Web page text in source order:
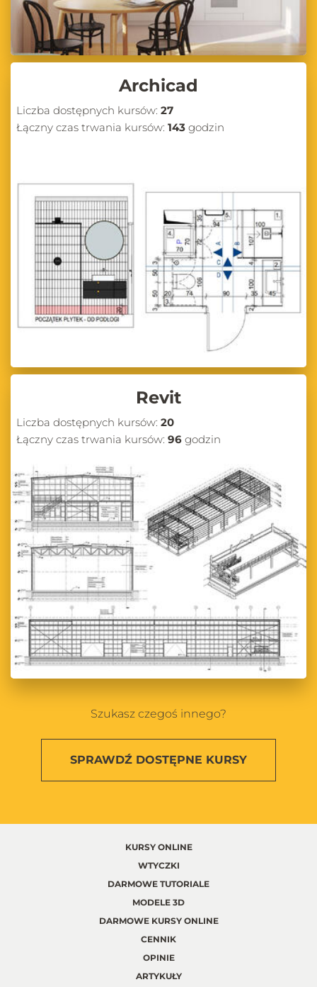
Archicad
Liczba dostępnych kursów: 27
Łączny czas trwania kursów: 143 godzin
Revit
Liczba dostępnych kursów: 20
Łączny czas trwania kursów: 96 godzin
Szukasz czegoś innego?
SPRAWDŹ DOSTĘPNE KURSY
KURSY ONLINE
WTYCZKI
DARMOWE TUTORIALE
MODELE 3D
DARMOWE KURSY ONLINE
CENNIK
OPINIE
ARTYKUŁY